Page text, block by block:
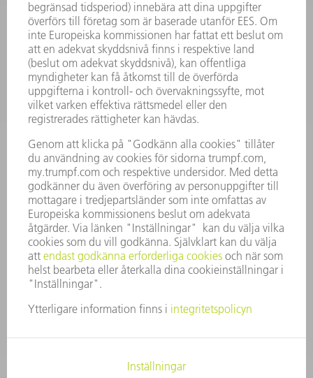
MJUKVARA
SERVICES
TILLÄMPNINGAR
BRANSCHER
FÖRETAG
KARRIÄR
LEDIGA TJÄNSTER
FÖRETAGSPROFIL
STYRELSE
FÖRETAGSPRINCIPER
ÖVERENSSTÄMMELSE
RÅDGIVARSYSTEM
SECURITY
PRESSMEDDELANDEN
MAGASIN
HÅLLBARHET
MILJÖ & KLIMAT
SOCIALT & SAMHÄLLE
FÖRETAGSMANAGEMENT